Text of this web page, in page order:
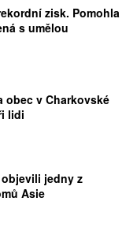
zisk. Pomohla
s umělou
obec v Charkovské
lidi
jedny z
Asie